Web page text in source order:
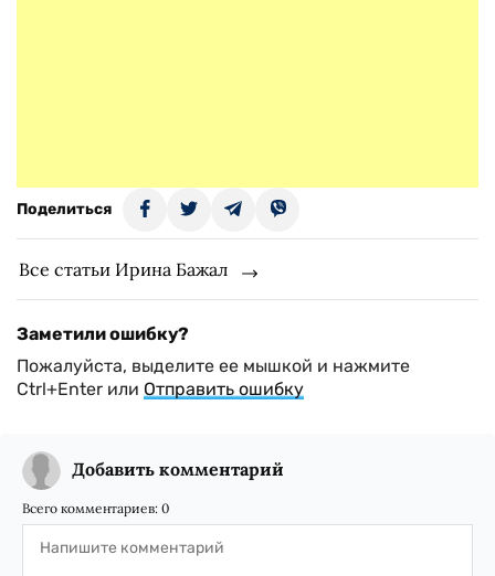
Поделиться
Все статьи Ирина Бажал
Заметили ошибку?
Пожалуйста, выделите ее мышкой и нажмите
Ctrl+Enter или Отправить ошибку
Добавить комментарий
Всего комментариев: 0